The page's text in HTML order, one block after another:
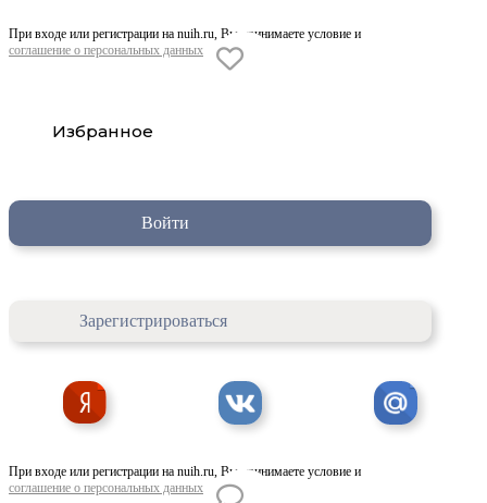
При входе или регистрации на nuih.ru, Вы принимаете условие и
соглашение о персональных данных
Избранное
Войти
Зарегистрироваться
При входе или регистрации на nuih.ru, Вы принимаете условие и
соглашение о персональных данных